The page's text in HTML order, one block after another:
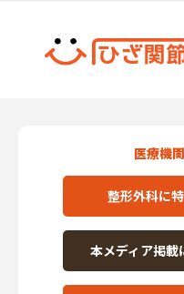
医療機
整形外科に
本メディア掲載